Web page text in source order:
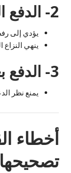
2- الدفع الموضوعي المقبول
يؤدي إلى
ينهي النزاع
3- الدفع بعدم القبول
يمنع نظر
أخطاء